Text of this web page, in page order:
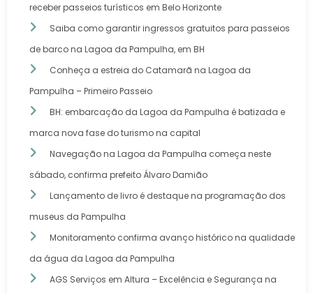
receber passeios turísticos em Belo Horizonte
Saiba como garantir ingressos gratuitos para passeios
de barco na Lagoa da Pampulha, em BH
Conheça a estreia do Catamarã na Lagoa da
Pampulha – Primeiro Passeio
BH: embarcação da Lagoa da Pampulha é batizada e
marca nova fase do turismo na capital
Navegação na Lagoa da Pampulha começa neste
sábado, confirma prefeito Álvaro Damião
Lançamento de livro é destaque na programação dos
museus da Pampulha
Monitoramento confirma avanço histórico na qualidade
da água da Lagoa da Pampulha
AGS Serviços em Altura – Excelência e Segurança na